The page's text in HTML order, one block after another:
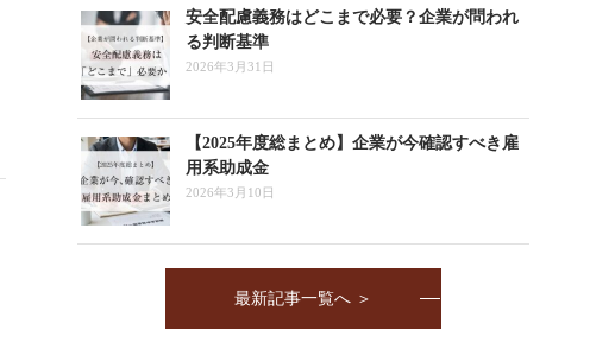
安全配慮義務はどこまで必要？企業が問われ
る判断基準
2026年3月31日
【2025年度総まとめ】企業が今確認すべき雇
用系助成金
2026年3月10日
最新記事一覧へ ＞